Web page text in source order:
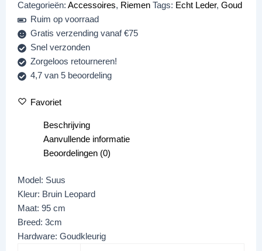
Categorieën: Accessoires, Riemen Tags: Echt Leder, Goud
Ruim op voorraad
Gratis verzending vanaf €75
Snel verzonden
Zorgeloos retourneren!
4,7 van 5 beoordeling
Favoriet
Beschrijving
Aanvullende informatie
Beoordelingen (0)
Model: Suus
Kleur: Bruin Leopard
Maat: 95 cm
Breed: 3cm
Hardware: Goudkleurig